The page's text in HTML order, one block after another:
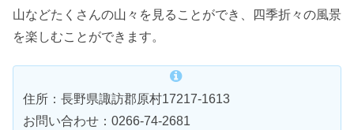
山などたくさんの山々を見ることができ、四季折々の風景
を楽しむことができます。
住所：長野県諏訪郡原村17217-1613
お問い合わせ：0266-74-2681